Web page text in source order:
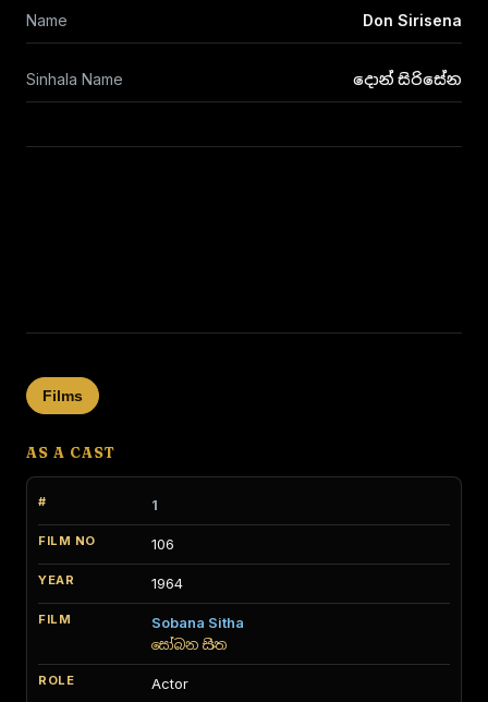
Name Don Sirisena
Sinhala Name දොන් සිරිසේන
Films
AS A CAST
1
106
1964
Sobana Sitha
සෝබන සිත
Actor